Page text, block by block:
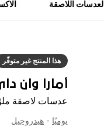
العدسات اللاصقة
هذا المنتج غير متوفّر
أمارا وان
عدسات لاصقة
يوميًا - هيدروجيل